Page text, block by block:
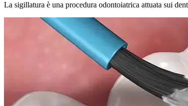
La sigillatura è una procedura odontoiatrica attuata sui